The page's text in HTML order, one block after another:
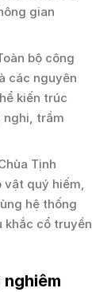
gian
bộ công
các nguyên
kiến trúc
nghi, trầm
Tịnh
vật quý hiếm,
hệ thống
khắc cổ truyền